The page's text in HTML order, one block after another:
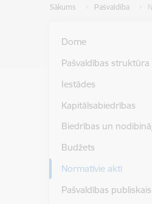
Sākums Pašvaldība
Dome
Pašvaldības struktūra
Iestādes
Kapitālsabiedrības
Biedrības un
Budžets
Normatīvie akti
Pašvaldības